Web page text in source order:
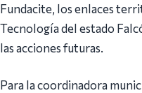
Fundacite, los enlaces
Tecnología del estado
las acciones futuras.
Para la coordinadora